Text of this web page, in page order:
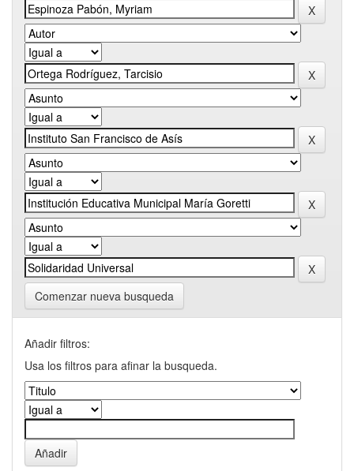
Comenzar nueva busqueda
Añadir filtros:
Usa los filtros para afinar la busqueda.